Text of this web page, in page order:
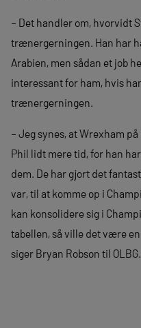
– Det handler om, hvorvidt
trænergerningen. Han har
Arabien, men sådan et job
interessant for ham, hvis
trænergerningen.
– Jeg synes, at Wrexham
Phil lidt mere tid, for han
dem. De har gjort det
var, til at komme op i
kan konsolidere sig i
tabellen, så ville det være
siger Bryan Robson til OLBG.